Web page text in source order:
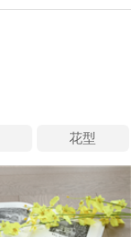
花型